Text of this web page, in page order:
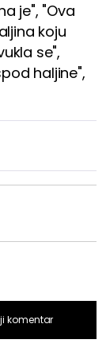
je", "Ova
koju
se",
haljine",
komentar